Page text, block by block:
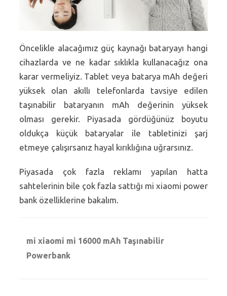
Öncelikle alacağımız güç kaynağı bataryayı hangi
cihazlarda ve ne kadar sıklıkla kullanacağız ona
karar vermeliyiz. Tablet veya batarya mAh değeri
yüksek olan akıllı telefonlarda tavsiye edilen
taşınabilir bataryanın mAh değerinin yüksek
olması gerekir. Piyasada gördüğünüz boyutu
oldukça küçük bataryalar ile tabletinizi şarj
etmeye çalışırsanız hayal kırıklığına uğrarsınız.
Piyasada çok fazla reklamı yapılan hatta
sahtelerinin bile çok fazla sattığı mi xiaomi power
bank özelliklerine bakalım.
mi xiaomi mi 16000 mAh Taşınabilir
Powerbank